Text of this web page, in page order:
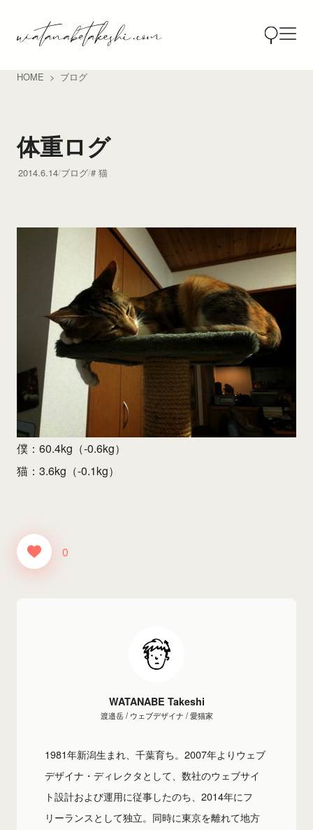
HOME ブログ
体重ログ
2014.6.14 ブログ 猫
僕：60.4kg（-0.6kg）
猫：3.6kg（-0.1kg）
0
WATANABE Takeshi
渡邉岳 / ウェブデザイナ / 愛猫家
1981年新潟生まれ、千葉育ち。2007年よりウェブ
デザイナ・ディレクタとして、数社のウェブサイ
ト設計および運用に従事したのち、2014年にフ
リーランスとして独立。同時に東京を離れて地方